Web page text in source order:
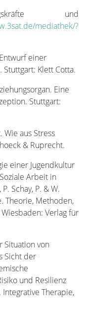
und
mediathek/?
einer
Klett Cotta.
Eine
Stuttgart:
Wie aus Stress
& Ruprecht.
einer Jugendkultur
Arbeit in
Schay, P. & W.
Theorie, Methoden,
Wiesbaden: Verlag für
Situation von
Sicht der
und Resilienz
Therapie,